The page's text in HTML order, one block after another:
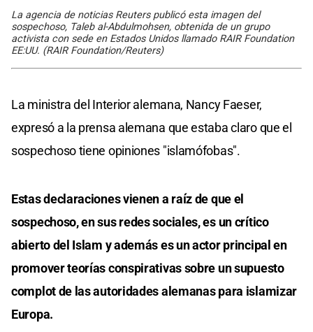
La agencia de noticias Reuters publicó esta imagen del
sospechoso, Taleb al-Abdulmohsen, obtenida de un grupo
activista con sede en Estados Unidos llamado RAIR Foundation
EE:UU. (RAIR Foundation/Reuters)
La ministra del Interior alemana, Nancy Faeser,
expresó a la prensa alemana que estaba claro que el
sospechoso tiene opiniones "islamófobas".
Estas declaraciones vienen a raíz de que el
sospechoso, en sus redes sociales, es un crítico
abierto del Islam y además es un actor principal en
promover teorías conspirativas sobre un supuesto
complot de las autoridades alemanas para islamizar
Europa.